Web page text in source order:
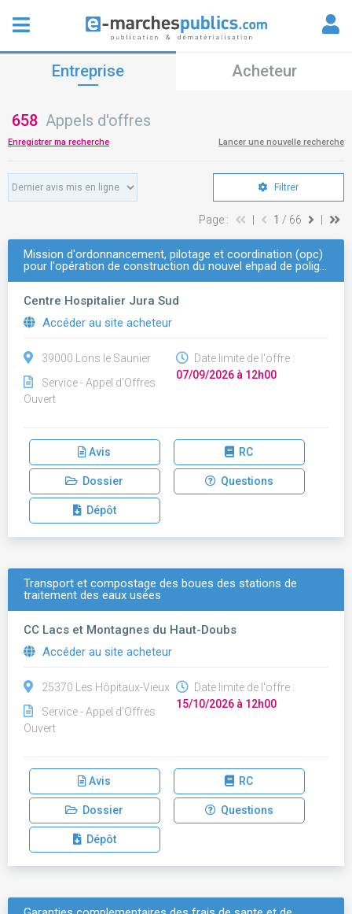
Entreprise Acheteur
658 Appels d'offres
Enregistrer ma recherche Lancer une nouvelle recherche
Filtrer
Page : 1 / 66
Mission d'ordonnancement, pilotage et coordination (opc)
pour l'opération de construction du nouvel ehpad de polig…
Centre Hospitalier Jura Sud
Accéder au site acheteur
39000 Lons le Saunier
Service - Appel d'Offres
Ouvert
Date limite de l'offre :
07/09/2026 à 12h00
Avis RC
Dossier Questions
Dépôt
Transport et compostage des boues des stations de
traitement des eaux usées
CC Lacs et Montagnes du Haut-Doubs
Accéder au site acheteur
25370 Les Hôpitaux-Vieux
Service - Appel d'Offres
Ouvert
Date limite de l'offre :
15/10/2026 à 12h00
Avis RC
Dossier Questions
Dépôt